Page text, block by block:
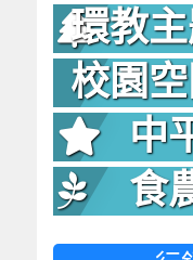
環教
校園
中
食